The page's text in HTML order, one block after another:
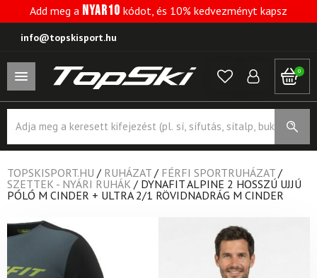
Add meg a NYAR10 kódot, és 10% kedvezményt kapsz
info@topskisport.hu
0
search
TOPSKISPORT.HU / RUHÁZAT / FÉRFI SPORTRUHÁZAT /
SZETTEK - NYÁRI RUHÁK / DYNAFIT ALPINE 2 HOSSZÚ UJJÚ
PÓLÓ M CINDER + ULTRA 2/1 RÖVIDNADRÁG M CINDER